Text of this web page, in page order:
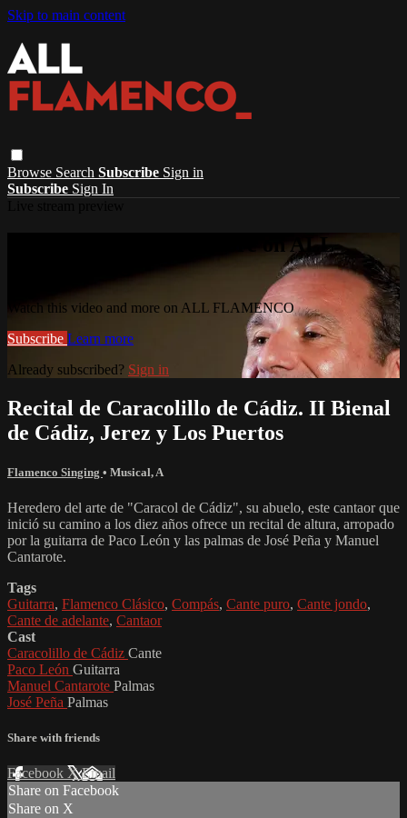
Skip to main content
Browse Search Subscribe Sign in
Subscribe Sign In
Watch this video and more on ALL
Watch this video and more on ALL FLAMENCO
Subscribe Learn more
Already subscribed? Sign in
Recital de Caracolillo de Cádiz. II Bienal
de Cádiz, Jerez y Los Puertos
Flamenco Singing • Musical, A
Heredero del arte de "Caracol de Cádiz", su abuelo, este cantaor que
inició su camino a los diez años ofrece un recital de altura, arropado
por la guitarra de Paco León y las palmas de José Peña y Manuel
Cantarote.
Tags
Guitarra, Flamenco Clásico, Compás, Cante puro, Cante jondo,
Cante de adelante, Cantaor
Cast
Caracolillo de Cádiz Cante
Paco León Guitarra
Manuel Cantarote Palmas
José Peña Palmas
Share with friends
Facebook XEmail
Share on Facebook
Share on X